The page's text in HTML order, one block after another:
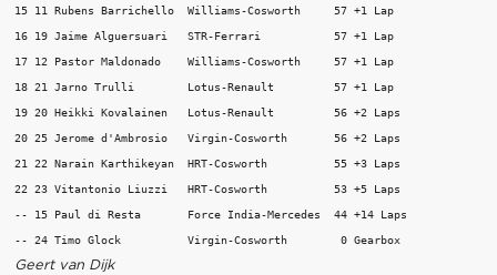
15 11 Rubens Barrichello  Williams-Cosworth     57 +1 Lap
16 19 Jaime Alguersuari   STR-Ferrari           57 +1 Lap
17 12 Pastor Maldonado    Williams-Cosworth     57 +1 Lap
18 21 Jarno Trulli        Lotus-Renault         57 +1 Lap
19 20 Heikki Kovalainen   Lotus-Renault         56 +2 Laps
20 25 Jerome d'Ambrosio   Virgin-Cosworth       56 +2 Laps
21 22 Narain Karthikeyan  HRT-Cosworth          55 +3 Laps
22 23 Vitantonio Liuzzi   HRT-Cosworth          53 +5 Laps
-- 15 Paul di Resta       Force India-Mercedes  44 +14 Laps
Geert van Dijk